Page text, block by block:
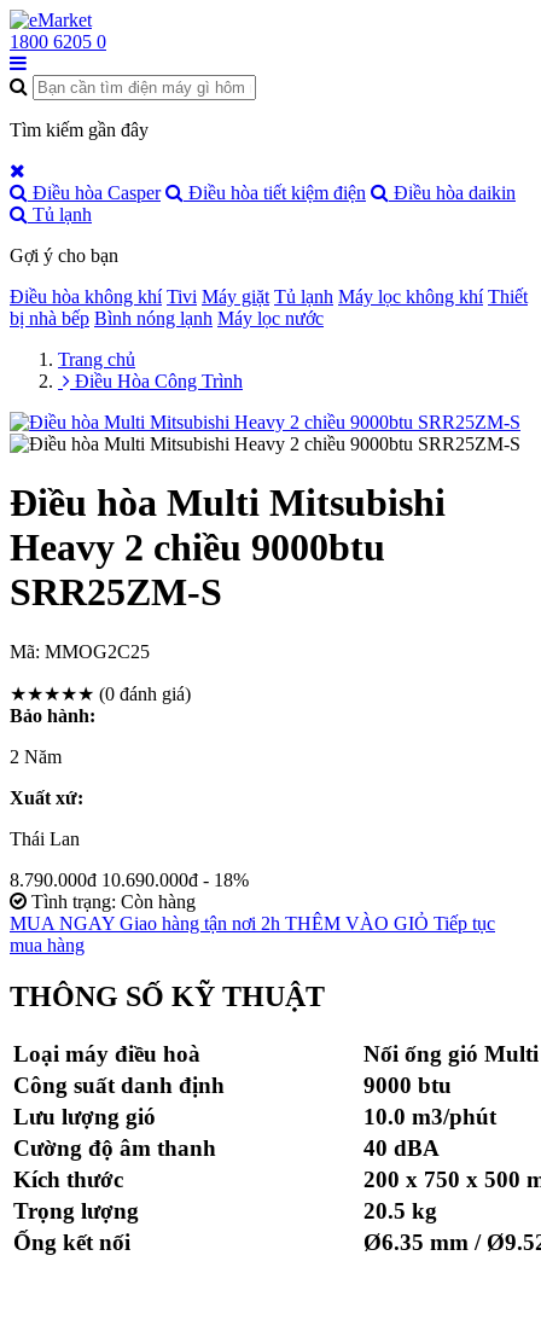
1800 6205 0
Tìm kiếm gần đây
Điều hòa Casper Điều hòa tiết kiệm điện
Điều hòa daikin
Tủ lạnh
Gợi ý cho bạn
Điều hòa không khí Tivi Máy giặt Tủ lạnh Máy lọc không khí Thiết
bị nhà bếp Bình nóng lạnh Máy lọc nước
Trang chủ
Điều Hòa Công Trình
Điều hòa Multi Mitsubishi
Heavy 2 chiều 9000btu
SRR25ZM-S
Mã: MMOG2C25
★★★★★ (0 đánh giá)
Bảo hành:
2 Năm
Xuất xứ:
Thái Lan
8.790.000đ 10.690.000đ - 18%
Tình trạng: Còn hàng
MUA NGAY Giao hàng tận nơi 2h THÊM VÀO GIỎ Tiếp tục
mua hàng
THÔNG SỐ KỸ THUẬT
Loại máy điều hoà
Nối ống gió Multi
Công suất danh định
9000 btu
Lưu lượng gió
10.0 m3/phút
Cường độ âm thanh
40 dBA
Kích thước
200 x 750 x 500
Trọng lượng
20.5 kg
Ống kết nối
Ø6.35 mm /